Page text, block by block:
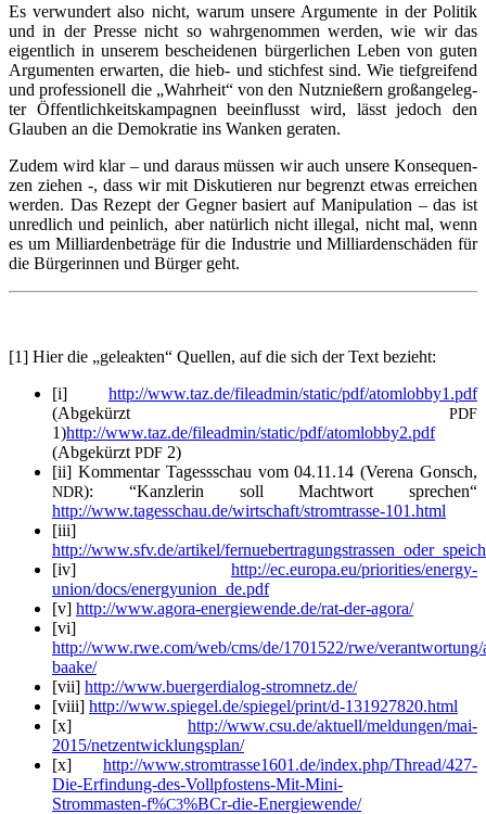
Es ver­wun­dert also nicht, war­um unse­re Argu­men­te in der Poli­tik
und in der Pres­se nicht so wahr­ge­nom­men wer­den, wie wir das
eigent­lich in unse­rem beschei­de­nen bür­ger­li­chen Leben von guten
Argu­men­ten erwar­ten, die hieb- und stich­fest sind. Wie tief­grei­fend
und pro­fes­sio­nell die „Wahr­heit“ von den Nutz­nie­ßern groß­an­ge­leg­
ter Öffent­lich­keits­kam­pa­gnen beein­flusst wird, lässt jedoch den
Glau­ben an die Demo­kra­tie ins Wan­ken geraten.
Zudem wird klar – und dar­aus müs­sen wir auch unse­re Kon­se­quen­
zen zie­hen -, dass wir mit Dis­ku­tie­ren nur begrenzt etwas errei­chen
wer­den. Das Rezept der Geg­ner basiert auf Mani­pu­la­ti­on – das ist
unred­lich und pein­lich, aber natür­lich nicht ille­gal, nicht mal, wenn
es um Mil­li­ar­den­be­trä­ge für die Indus­trie und Mil­li­ar­den­schä­den für
die Bür­ge­rin­nen und Bür­ger geht.
[1] Hier die „gele­ak­ten“ Quel­len, auf die sich der Text bezieht:
[i] http://www.taz.de/fileadmin/static/pdf/atomlobby1.pdf
(Abge­kürzt PDF
1)http://www.taz.de/fileadmin/static/pdf/atomlobby2.pdf
(Abge­kürzt PDF 2)
[ii] Kom­men­tar Tages­s­schau vom 04.11.14 (Vere­na Gonsch,
NDR): “Kanz­le­rin soll Macht­wort spre­chen“
http://www.tagesschau.de/wirtschaft/stromtrasse-101.html
[iii]
http://www.sfv.de/artikel/
[iv] http://ec.europa.eu/priorities/energy-
union/docs/energyunion_de.pdf
[v] http://www.agora-energiewende.de/rat-der-agora/
[vi]
http://www.rwe.com/web/cms/de/1701522/rwe/verantwortung/
baake/
[vii] http://www.buergerdialog-stromnetz.de/
[viii] http://www.spiegel.de/spiegel/print/d‑131927820.html
[x] http://www.csu.de/aktuell/meldungen/mai-
2015/netzentwicklungsplan/
[x] http://www.stromtrasse1601.de/index.php/Thread/427-
Die-Erfindung-des-Vollpfostens-Mit-Mini-
Strommasten‑f%C3%BCr-die-Energiewende/